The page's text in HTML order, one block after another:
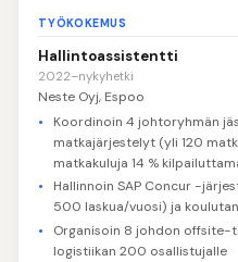
TYÖKOKEMUS
Hallintoassistentti
2022–nykyhetki
Neste Oyj, Espoo
Koordinoin 4 johtoryhmän
matkajärjestelyt (yli 120
matkakuluja 14 %
Hallinnoin SAP Concur -
500 laskua/vuosi) ja
Organisoin 8 johdon offsite-
logistiikan 200 osallistujalle